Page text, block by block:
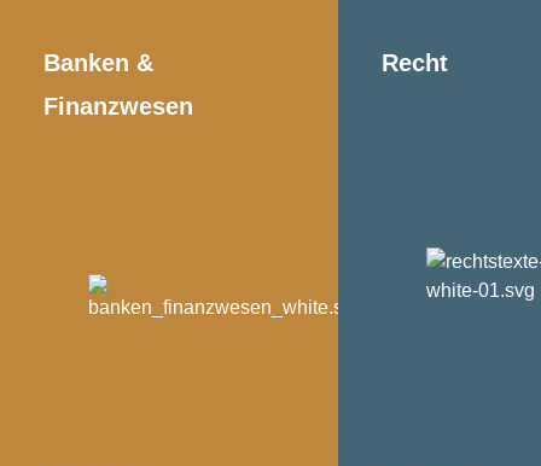
Banken &
Finanzwesen
Recht